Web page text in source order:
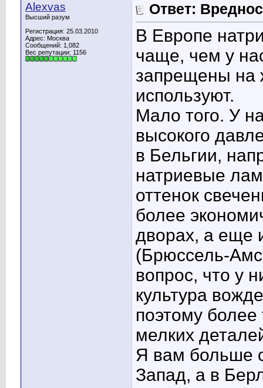
Alexvas
Высший разум
Регистрация: 25.03.2010
Адрес: Москва
Сообщений: 1,082
Вес репутации: 1156
Ответ:
В Европе
чаще, чем у
запрещены на
используют.
Мало того. У
высокого
в Бельгии,
натриевые
оттенок
более
дворах, а еще
(Брюссель-
вопрос, что у
культура
поэтому более
мелких
Я вам больше
Запад, а в